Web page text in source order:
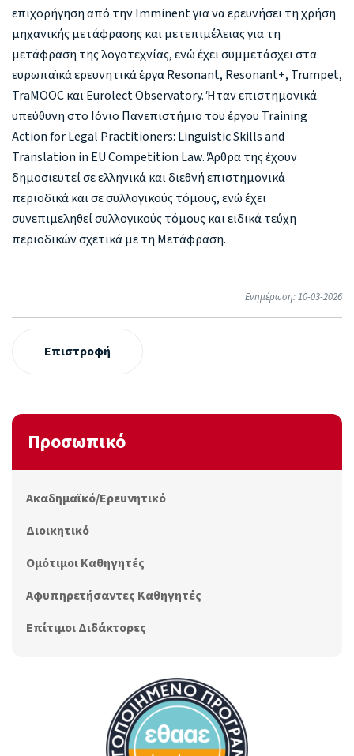
επιχορήγηση από την Imminent για να ερευνήσει τη χρήση
μηχανικής μετάφρασης και μετεπιμέλειας για τη
μετάφραση της λογοτεχνίας, ενώ έχει συμμετάσχει στα
ευρωπαϊκά ερευνητικά έργα Resonant, Resonant+, Trumpet,
TraMOOC και Eurolect Observatory. Ήταν επιστημονικά
υπεύθυνη στο Ιόνιο Πανεπιστήμιο του έργου Training
Action for Legal Practitioners: Linguistic Skills and
Translation in EU Competition Law. Άρθρα της έχουν
δημοσιευτεί σε ελληνικά και διεθνή επιστημονικά
περιοδικά και σε συλλογικούς τόμους, ενώ έχει
συνεπιμεληθεί συλλογικούς τόμους και ειδικά τεύχη
περιοδικών σχετικά με τη Μετάφραση.
Ενημέρωση: 10-03-2026
Επιστροφή
Προσωπικό
Ακαδημαϊκό/Ερευνητικό
Διοικητικό
Ομότιμοι Καθηγητές
Αφυπηρετήσαντες Καθηγητές
Επίτιμοι Διδάκτορες